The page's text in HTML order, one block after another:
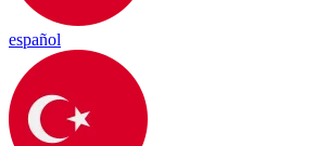
español